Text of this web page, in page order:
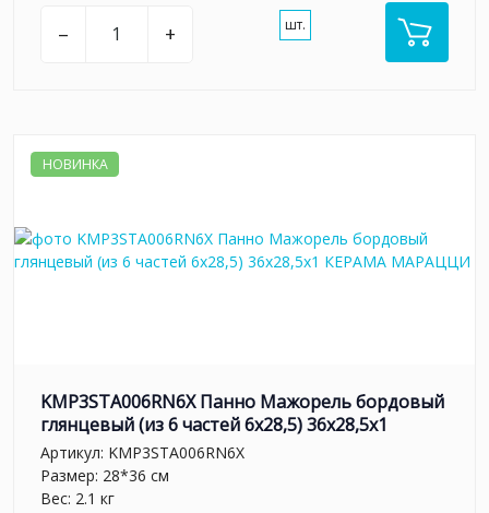
– + шт.
НОВИНКА
KMP3STA006RN6X Панно Мажорель бордовый
глянцевый (из 6 частей 6х28,5) 36x28,5x1
Артикул: KMP3STA006RN6X
Размер: 28*36 см
Вес: 2.1 кг